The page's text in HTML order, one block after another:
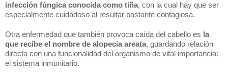
infección fúngica conocida como tiña, con la cual hay que ser
especialmente cuidadoso al resultar bastante contagiosa.
Otra enfermedad que también provoca caída del cabello es la
que recibe el nombre de alopecia areata, guardando relación
directa con una funcionalidad del organismo de vital importancia:
el sistema inmunitario.